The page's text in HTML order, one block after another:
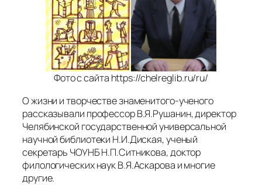
Фото с сайта https://chelreglib.ru/ru/
О жизни и творчестве знаменитого-ученого
рассказывали профессор В.Я.Рушанин, директор
Челябинской государственной универсальной
научной библиотеки Н.И.Диская, ученый
секретарь ЧОУНБ Н.П.Ситникова, доктор
филологических наук В.Я.Аскарова и многие
другие.